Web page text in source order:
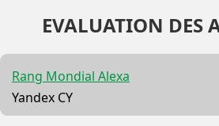
EVALUATION DES
Rang Mondial Alexa
Yandex CY